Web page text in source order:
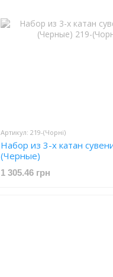
Артикул: 219-(Чорні)
Набор из 3-х катан
(Черные)
1 305.46 грн